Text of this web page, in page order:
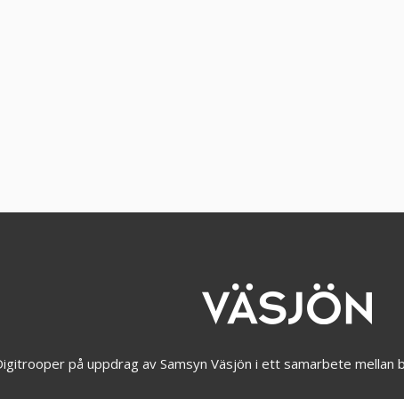
på uppdrag av Samsyn Väsjön i ett samarbete mellan